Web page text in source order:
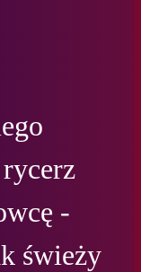
-
świeży